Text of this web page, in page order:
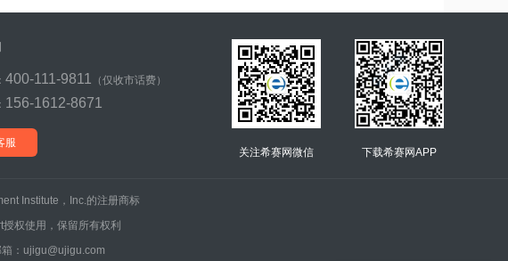
400-111-9811 （仅收市话费）
156-1612-8671
服
关注希赛网微信 下载希赛网APP
Institute，Inc.的注册商标
权使用，保留所有权利
：ujigu@ujigu.com